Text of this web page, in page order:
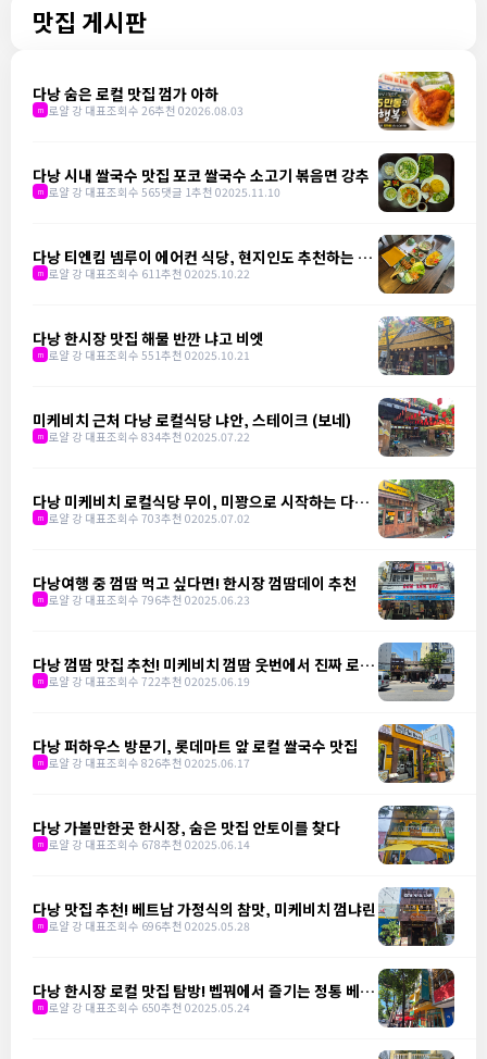
맛집 게시판
다낭 숨은 로컬 맛집 껌가 아하
m 로얄 강 대표 조회수 26추천 02026.08.03
다낭 시내 쌀국수 맛집 포코 쌀국수 소고기 볶음면 강추
m 로얄 강 대표 조회수 565댓글 1추천 02025.11.10
다낭 티엔킴 넴루이 에어컨 식당, 현지인도 추천하는 맛
집
m 로얄 강 대표 조회수 611추천 02025.10.22
다낭 한시장 맛집 해물 반깐 냐고 비엣
m 로얄 강 대표 조회수 551추천 02025.10.21
미케비치 근처 다낭 로컬식당 냐안, 스테이크 (보네)
m 로얄 강 대표 조회수 834추천 02025.07.22
다낭 미케비치 로컬식당 무이, 미꽝으로 시작하는 다낭
의 하루
m 로얄 강 대표 조회수 703추천 02025.07.02
다낭여행 중 껌땀 먹고 싶다면! 한시장 껌땀데이 추천
m 로얄 강 대표 조회수 796추천 02025.06.23
다낭 껌땀 맛집 추천! 미케비치 껌땀 웃번에서 진짜 로컬
을 만나다
m 로얄 강 대표 조회수 722추천 02025.06.19
다낭 퍼하우스 방문기, 롯데마트 앞 로컬 쌀국수 맛집
m 로얄 강 대표 조회수 826추천 02025.06.17
다낭 가볼만한곳 한시장, 숨은 맛집 안토이를 찾다
m 로얄 강 대표 조회수 678추천 02025.06.14
다낭 맛집 추천! 베트남 가정식의 참맛, 미케비치 껌냐린
m 로얄 강 대표 조회수 696추천 02025.05.28
다낭 한시장 로컬 맛집 탐방! 벱꿔에서 즐기는 정통 베트
남 가정식
m 로얄 강 대표 조회수 650추천 02025.05.24